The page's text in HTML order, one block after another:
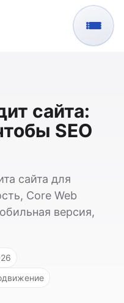
сайта:
SEO
сайта для
Core Web
версия,